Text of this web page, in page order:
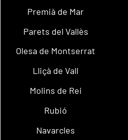
Premià de Mar
Parets del Vallès
Olesa de Montserrat
Lliçà de Vall
Molins de Rei
Rubió
Navarcles